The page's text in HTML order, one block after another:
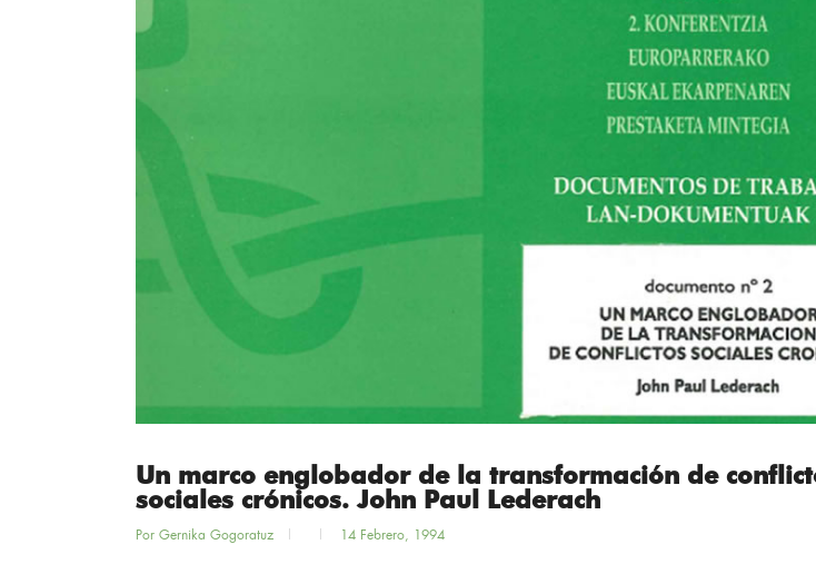
Un marco englobador de la transformación de
sociales crónicos. John Paul Lederach
Por Gernika Gogoratuz 14 Febrero, 1994